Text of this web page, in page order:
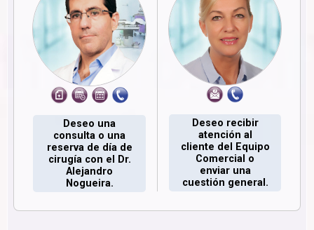
Deseo una
consulta o una
reserva de día de
cirugía con el Dr.
Alejandro
Nogueira.
Deseo recibir
atención al
cliente del Equipo
Comercial o
enviar una
cuestión general.